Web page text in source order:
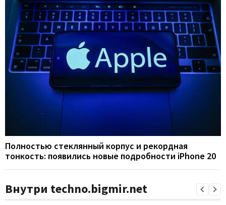
Полностью стеклянный корпус и рекордная
тонкость: появились новые подробности iPhone 20
Внутри techno.bigmir.net